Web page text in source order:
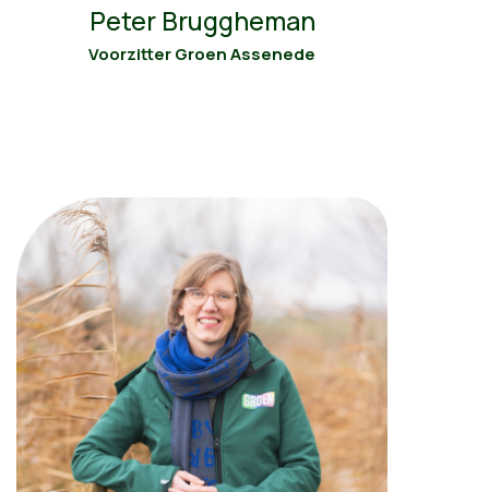
Peter Bruggheman
Voorzitter Groen Assenede